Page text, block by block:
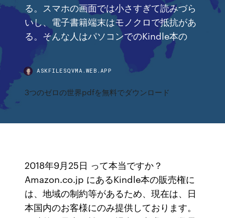
る。スマホの画面では小さすぎて読みづら
いし、電子書籍端末はモノクロで抵抗があ
る。そんな人はパソコンでのKindle本の
ASKFILESQVMA.WEB.APP
3つのゼロの世界pdfを無料でダウンロード
2018年9月25日 って本当ですか？
Amazon.co.jp にあるKindle本の販売権に
は、地域の制約等があるため、現在は、日
本国内のお客様にのみ提供しております。